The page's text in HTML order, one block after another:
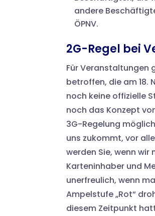
andere
ÖPNV.
2G-Regel bei
Für Veranstaltungen
betroffen, die am 18.
noch keine offizielle
noch das Konzept
3G-Regelung
uns zukommt, vor
werden Sie, wenn
Karteninhaber und
unerfreulich, wenn
Ampelstufe „Rot“
diesem Zeitpunkt